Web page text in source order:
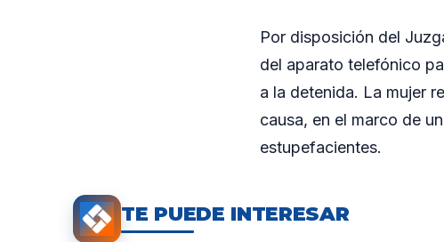
Por disposición del
del aparato telefónico
a la detenida. La mujer
causa, en el marco de
estupefacientes.
TE PUEDE INTERESAR